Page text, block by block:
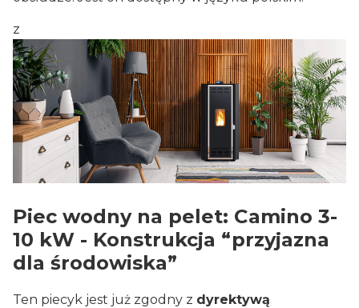
z
Piec wodny na pelet: Camino 3-
10 kW - Konstrukcja “przyjazna
dla środowiska”
Ten piecyk jest już zgodny z dyrektywą